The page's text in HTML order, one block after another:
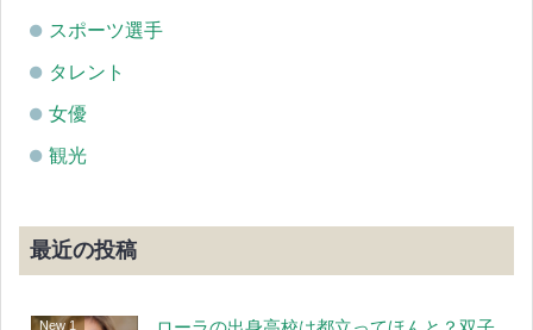
スポーツ選手
タレント
女優
観光
最近の投稿